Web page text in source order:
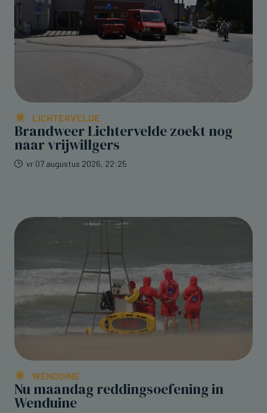
LICHTERVELDE
Brandweer Lichtervelde zoekt nog
naar vrijwillgers
vr 07 augustus 2026, 22:25
WENDUINE
Nu maandag reddingsoefening in
Wenduine